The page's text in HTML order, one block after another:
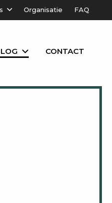
Organisatie FAQ
CONTACT